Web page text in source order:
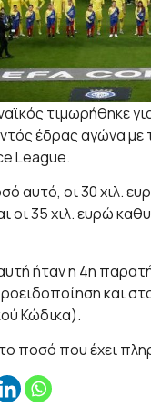
τιμωρήθηκε
έδρας αγώνα με
League.
αυτό, οι 30 χιλ.
οι 35 χιλ. ευρώ
ήταν η 4η
και
Κώδικα).
ποσό που έχει